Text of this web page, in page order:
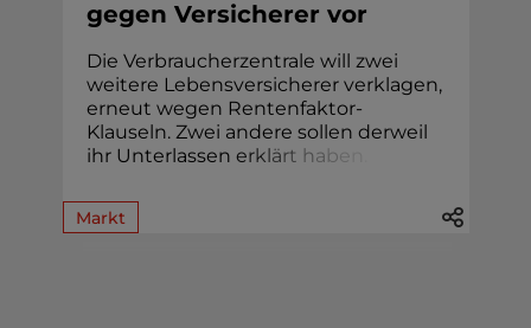
gegen Versicherer vor
Die Verbraucherzentrale will zwei
weitere Lebensversicherer verklagen,
erneut wegen Rentenfaktor-
Klauseln. Zwei andere sollen derweil
ihr Unterlassen erklärt habe
Markt